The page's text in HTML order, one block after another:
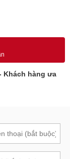
Khách hàng ưa